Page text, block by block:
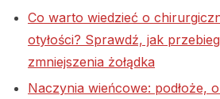
Co warto wiedzieć o
otyłości? Sprawdź, jak
zmniejszenia żołądka
Naczynia wieńcowe: podłoże,